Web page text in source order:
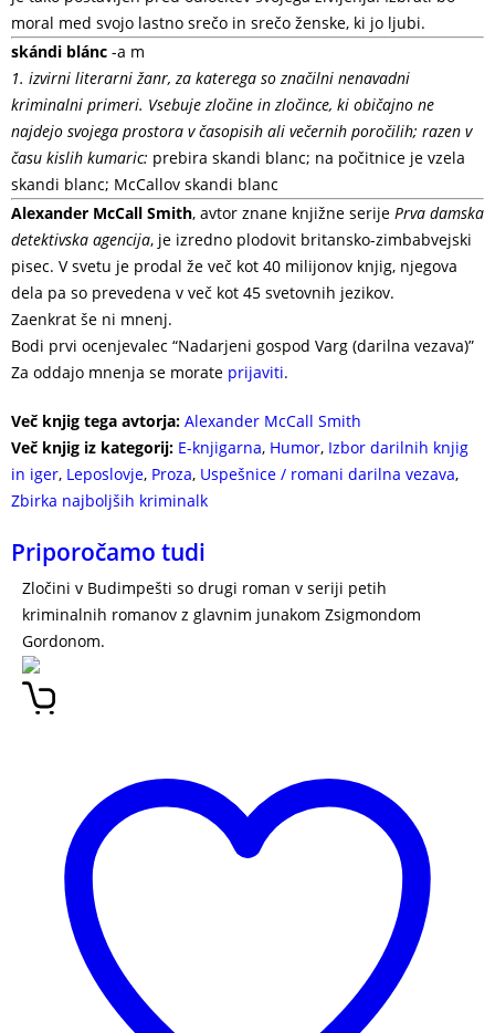
moral med svojo lastno srečo in srečo ženske, ki jo ljubi.
skándi blánc -a m
1. izvirni literarni žanr, za katerega so značilni nenavadni
kriminalni primeri. Vsebuje zločine in zločince, ki običajno ne
najdejo svojega prostora v časopisih ali večernih poročilih; razen v
času kislih kumaric: prebira skandi blanc; na počitnice je vzela
skandi blanc; McCallov skandi blanc
Alexander McCall Smith, avtor znane knjižne serije Prva damska
detektivska agencija, je izredno plodovit britansko-zimbabvejski
pisec. V svetu je prodal že več kot 40 milijonov knjig, njegova
dela pa so prevedena v več kot 45 svetovnih jezikov.
Zaenkrat še ni mnenj.
Bodi prvi ocenjevalec “Nadarjeni gospod Varg (darilna vezava)”
Za oddajo mnenja se morate prijaviti.
Več knjig tega avtorja: Alexander McCall Smith
Več knjig iz kategorij: E-knjigarna, Humor, Izbor darilnih knjig
in iger, Leposlovje, Proza, Uspešnice / romani darilna vezava,
Zbirka najboljših kriminalk
Priporočamo tudi
Zločini v Budimpešti so drugi roman v seriji petih
kriminalnih romanov z glavnim junakom Zsigmondom
Gordonom.